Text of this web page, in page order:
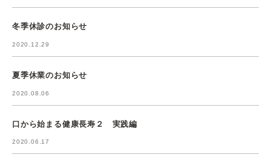
冬季休診のお知らせ
2020.12.29
夏季休業のお知らせ
2020.08.06
口から始まる健康長寿２ 実践編
2020.06.17